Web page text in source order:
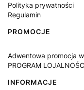
Polityka prywatności
Regulamin
PROMOCJE
Adwentowa promocja
PROGRAM
INFORMACJE